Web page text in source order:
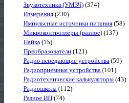
Звукотехника (УМЗЧ) (374)
Измерения (230)
Импульсные источники питания (58)
Микроконтроллеры (разное) (137)
Пайка (15)
Преобразователи (121)
Радио передающие устройства (59)
Радиоприемные устройства (101)
Радиотехнические калькуляторы (43)
Радиошкола (112)
Разное ИП (74)